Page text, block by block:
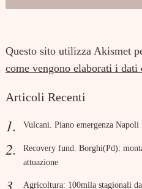
Questo sito utilizza Akismet
come vengono elaborati i
Articoli Recenti
Vulcani. Piano emergenza
Recovery fund. Borghi(Pd):
attuazione
Agricoltura: 100mila stagionali